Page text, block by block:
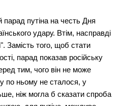
путіна на честь Дня
удару. Втім, насправді
Замість того, щоб стати
парад показав російську
тим, чого він не може
по ньому не сталося, у
ніж могла б сказати спроба